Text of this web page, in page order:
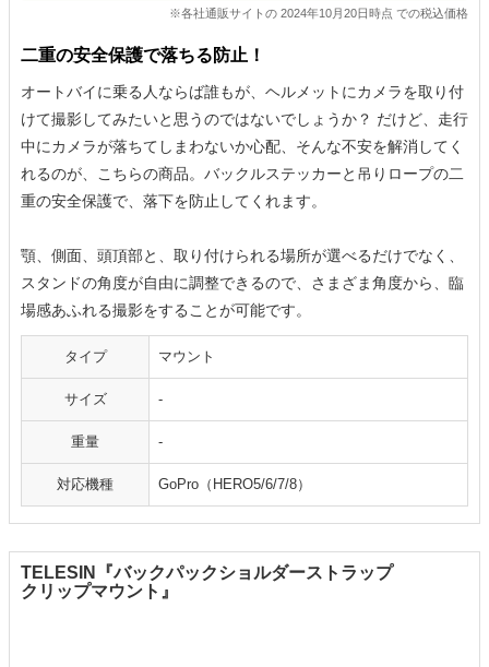
※各社通販サイトの 2024年10月20日時点 での税込価格
二重の安全保護で落ちる防止！
オートバイに乗る人ならば誰もが、ヘルメットにカメラを取り付
けて撮影してみたいと思うのではないでしょうか？ だけど、走行
中にカメラが落ちてしまわないか心配、そんな不安を解消してく
れるのが、こちらの商品。バックルステッカーと吊りロープの二
重の安全保護で、落下を防止してくれます。
顎、側面、頭頂部と、取り付けられる場所が選べるだけでなく、
スタンドの角度が自由に調整できるので、さまざま角度から、臨
場感あふれる撮影をすることが可能です。
タイプ マウント
サイズ -
重量 -
対応機種 GoPro（HERO5/6/7/8）
TELESIN『バックパックショルダーストラップ
クリップマウント』